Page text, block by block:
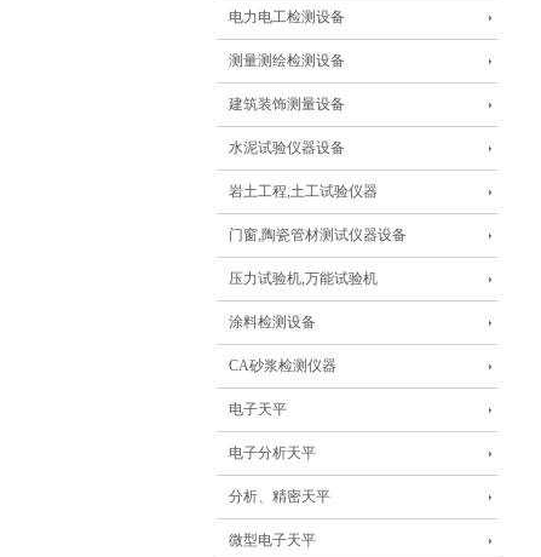
电力电工检测设备
测量测绘检测设备
建筑装饰测量设备
水泥试验仪器设备
岩土工程,土工试验仪器
门窗,陶瓷管材测试仪器设备
压力试验机,万能试验机
涂料检测设备
CA砂浆检测仪器
电子天平
电子分析天平
分析、精密天平
微型电子天平